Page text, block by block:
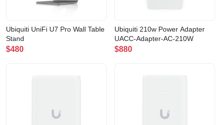
Ubiquiti UniFi U7 Pro Wall Table
Stand
$480
Ubiquiti 210w Power Adapter
UACC-Adapter-AC-210W
$880